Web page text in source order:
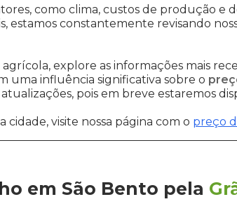
como clima, custos de produção e
estamos constantemente revisando
explore as informações mais
uma influência significativa sobre o
pois em breve estaremos
cidade, visite nossa página com o preço
em São Bento pela